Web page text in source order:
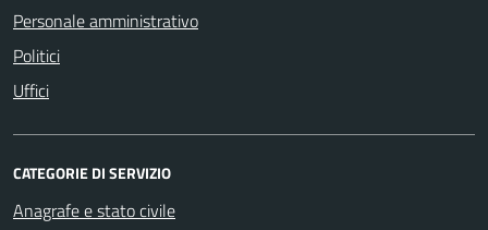
Personale amministrativo
Politici
Uffici
CATEGORIE DI SERVIZIO
Anagrafe e stato civile